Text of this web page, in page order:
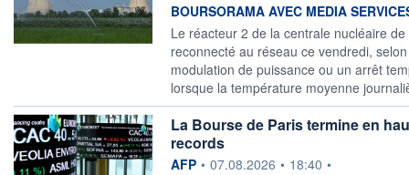
information fournie par
BOURSORAMA AVEC MEDIA
Le réacteur 2 de la centrale nucléaire
reconnecté au réseau ce vendredi,
modulation de puissance ou un arrêt
lorsque la température moyenne
La Bourse de Paris termine en
records
information fournie par
AFP • 07.08.2026 • 18:40 •